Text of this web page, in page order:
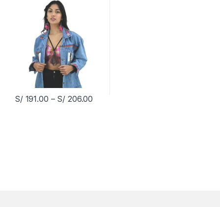
S/191.00 – S/ 206.00